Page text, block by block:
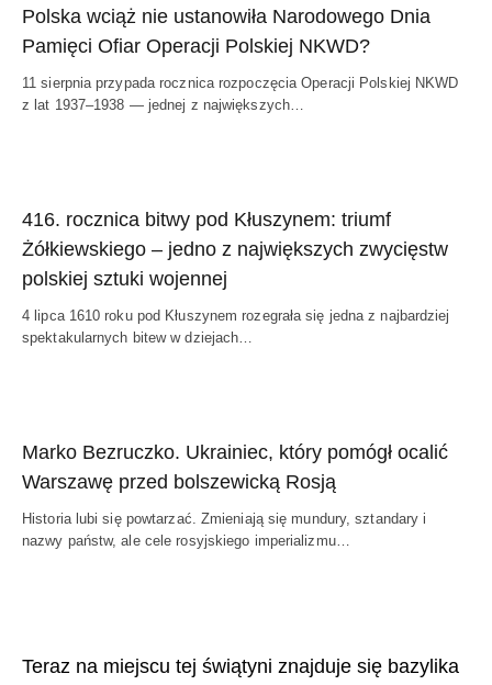
Polska wciąż nie ustanowiła Narodowego Dnia
Pamięci Ofiar Operacji Polskiej NKWD?
11 sierpnia przypada rocznica rozpoczęcia Operacji Polskiej NKWD
z lat 1937–1938 — jednej z największych…
416. rocznica bitwy pod Kłuszynem: triumf
Żółkiewskiego – jedno z największych zwycięstw
polskiej sztuki wojennej
4 lipca 1610 roku pod Kłuszynem rozegrała się jedna z najbardziej
spektakularnych bitew w dziejach…
Marko Bezruczko. Ukrainiec, który pomógł ocalić
Warszawę przed bolszewicką Rosją
Historia lubi się powtarzać. Zmieniają się mundury, sztandary i
nazwy państw, ale cele rosyjskiego imperializmu…
Teraz na miejscu tej świątyni znajduje się bazylika